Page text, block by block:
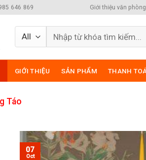
646 869 Giới thiệu văn
Search
GIỚI THIỆU SẢN PHẨM THANH
Táo
07
Oct